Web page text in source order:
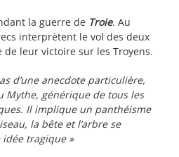
la guerre de Troie. Au
interprètent le vol des deux
de leur victoire sur les Troyens.
d’une anecdote particulière,
Mythe, générique de tous les
Il implique un panthéisme
la bête et l’arbre se
tragique »